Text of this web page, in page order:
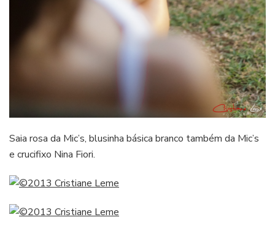
Saia rosa da Mic’s, blusinha básica branco também da Mic’s
e crucifixo Nina Fiori.